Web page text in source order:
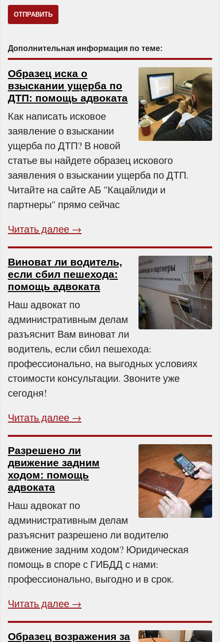
Дополнительная информация по теме:
Образец иска о
взыскании ущерба по
ДТП: помощь адвоката
Как написать исковое
заявление о взыскании
ущерба по ДТП? В новой
статье вы найдете образец искового
заявления о взыскании ущерба по ДТП.
Читайте на сайте АБ "Кацайлиди и
партнеры" прямо сейчас
Читать далее →
Виноват ли водитель,
если сбил пешехода:
помощь адвоката
Наш адвокат по
административным делам
разъяснит Вам виноват ли
водитель, если сбил пешехода:
профессионально, на выгодных условиях
стоимости консультации. Звоните уже
сегодня!
Читать далее →
Разрешено ли
движение задним
ходом: помощь
адвоката
Наш адвокат по
административным делам
разъяснит разрешено ли водителю
движение задним ходом? Юридическая
помощь в споре с ГИБДД с нами:
профессионально, выгодно и в срок.
Читать далее →
Образец возражения за